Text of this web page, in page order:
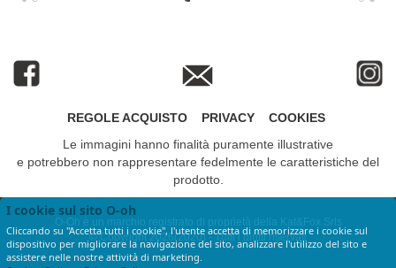
REGOLE ACQUISTO PRIVACY
COOKIES
Le immagini hanno finalità puramente illustrative
e potrebbero non rappresentare fedelmente le caratteristiche del
prodotto.
© Copyright 2026(2020) - Tutti i diritti riservati
I cookie sul sito O-oh
Cliccando su "Accetta tutti i cookie", l'utente accetta di memorizzare i cookie sul
dispositivo per migliorare la navigazione del sito, analizzare l'utilizzo del sito e
assistere nelle nostre attività di marketing.